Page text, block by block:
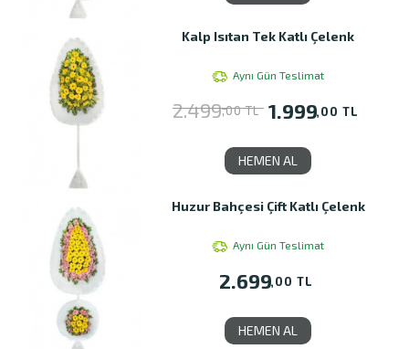
Kalp Isıtan Tek Katlı Çelenk
Aynı Gün Teslimat
2.499,00 TL 1.999,00 TL
HEMEN AL
Huzur Bahçesi Çift Katlı Çelenk
Aynı Gün Teslimat
2.699,00 TL
HEMEN AL